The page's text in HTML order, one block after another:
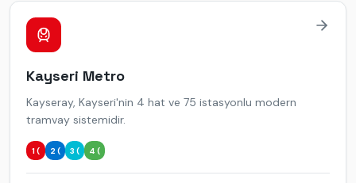
Kayseri Metro
Kayseray, Kayseri'nin 4 hat ve 75 istasyonlu modern
tramvay sistemidir.
1 ( 2 ( 3 ( 4 (